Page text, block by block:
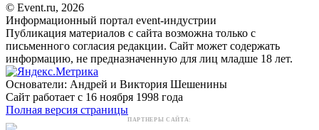
© Event.ru, 2026
Информационный портал event-индустрии
Публикация материалов с сайта возможна только с
письменного согласия редакции. Сайт может содержать
информацию, не предназначенную для лиц младше 18 лет.
Основатели: Андрей и Виктория Шешенины
Сайт работает с 16 ноября 1998 года
Полная версия страницы
ПАРТНЕРЫ САЙТА: